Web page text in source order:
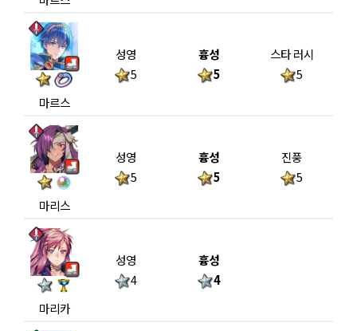
마르스
성영
5
흉성
5
스타 러시
5
마리스
성영
5
흉성
5
진풍
5
마리카
성영
4
흉성
4